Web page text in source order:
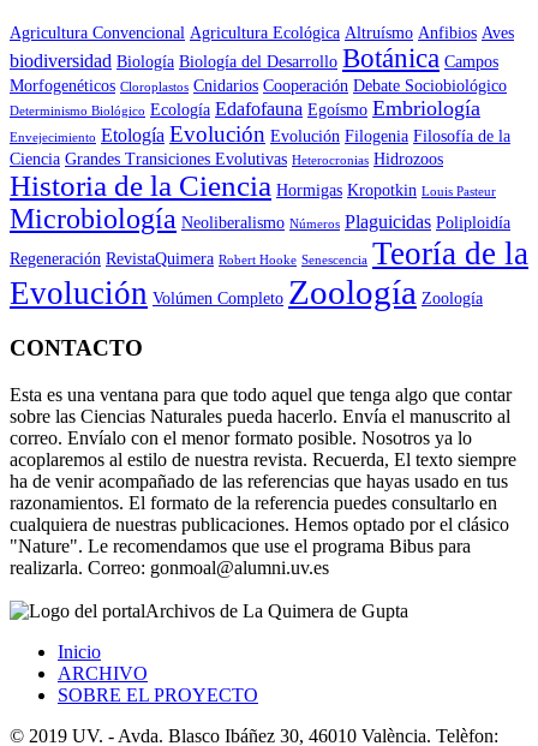
Agricultura Convencional Agricultura Ecológica Altruísmo Anfibios Aves
biodiversidad Biología Biología del Desarrollo Botánica Campos
Morfogenéticos Cloroplastos Cnidarios Cooperación Debate Sociobiológico
Determinismo Biológico Ecología Edafofauna Egoísmo Embriología
Envejecimiento Etología Evolución Evolución Filogenia Filosofía de la
Ciencia Grandes Transiciones Evolutivas Heterocronias Hidrozoos
Historia de la Ciencia Hormigas Kropotkin Louis Pasteur
Microbiología Neoliberalismo Números Plaguicidas Poliploidía
Regeneración RevistaQuimera Robert Hooke Senescencia Teoría de la
Evolución Volúmen Completo Zoología Zoología
CONTACTO
Esta es una ventana para que todo aquel que tenga algo que contar
sobre las Ciencias Naturales pueda hacerlo. Envía el manuscrito al
correo. Envíalo con el menor formato posible. Nosotros ya lo
acoplaremos al estilo de nuestra revista. Recuerda, El texto siempre
ha de venir acompañado de las referencias que hayas usado en tus
razonamientos. El formato de la referencia puedes consultarlo en
cualquiera de nuestras publicaciones. Hemos optado por el clásico
"Nature". Le recomendamos que use el programa Bibus para
realizarla. Correo: gonmoal@alumni.uv.es
Archivos de La Quimera de Gupta
Inicio
ARCHIVO
SOBRE EL PROYECTO
© 2019 UV. - Avda. Blasco Ibáñez 30, 46010 València. Telèfon: